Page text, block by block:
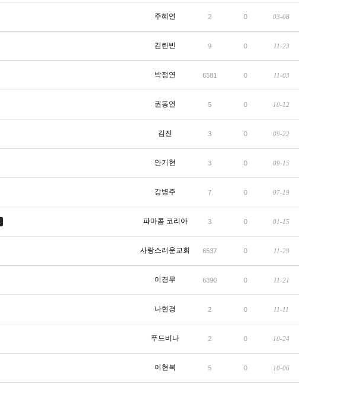
주혜연 2 0 03-08
김란빈 9 0 11-23
박정연 6581 0 11-03
권동연 5 0 10-12
김진 3 0 09-22
안기현 3 0 09-15
강병주 7 0 07-19
파마콤 코리아 3 0 01-15
사랑스러운교회 6537 0 11-29
이경무 6390 0 11-21
나현경 2 0 11-11
푸드비나 2 0 10-24
이현복 5 0 10-06